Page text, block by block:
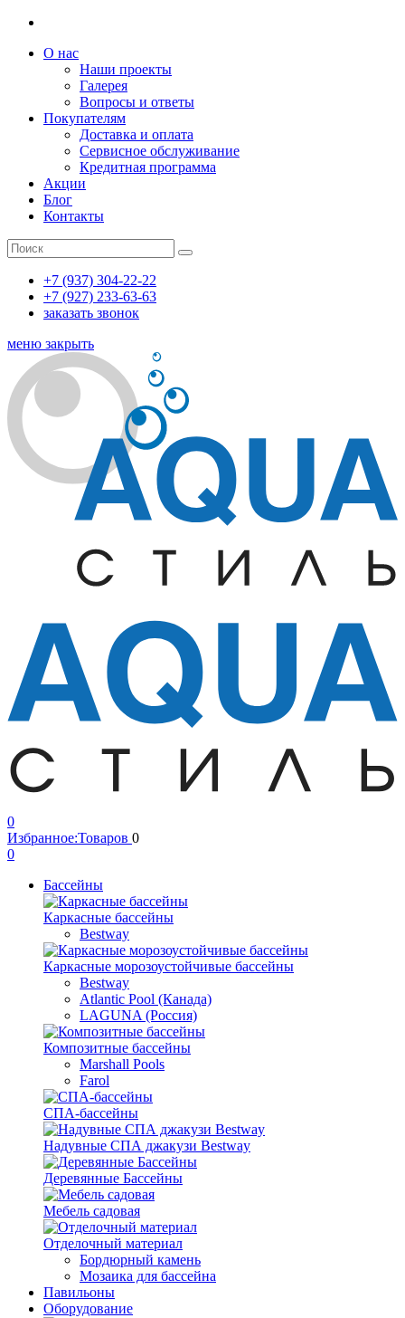
О нас
Наши проекты
Галерея
Вопросы и ответы
Покупателям
Доставка и оплата
Сервисное обслуживание
Кредитная программа
Акции
Блог
Контакты
+7 (937) 304-22-22
+7 (927) 233-63-63
заказать звонок
меню закрыть
0
Избранное:Товаров 0
0
Бассейны
Каркасные бассейны
Bestway
Каркасные морозоустойчивые бассейны
Bestway
Atlantic Pool (Канада)
LAGUNA (Россия)
Композитные бассейны
Marshall Pools
Farol
СПА-бассейны
Надувные СПА джакузи Bestway
Деревянные Бассейны
Мебель садовая
Отделочный материал
Бордюрный камень
Мозаика для бассейна
Павильоны
Оборудование